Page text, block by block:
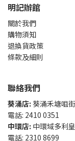
明記辦館
關於我們
購物須知
退換貨政策
條款及細則
聯絡我們
葵涌店: 葵涌禾塘咀
電話: 2410 0351
中環店: 中環域多利
電話: 2310 8699